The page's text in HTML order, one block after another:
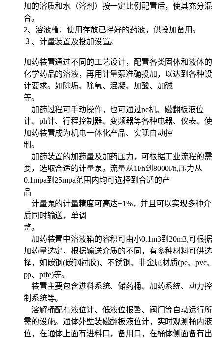
加的溶质和水（溶剂）按一定比例配置后，使其充分混
合。
2、溶液槽：使用存放已拌好的药液，供投加备用。
３、计量装置及投加设置。
加药装置通过不同的工艺设计，配置各类固体和液体的
化学药品的溶液，再用计量泵准确投加，以达到各种设
计要求。如除垢、除氧、混凝、加酸、加碱
等。
加药过程可手动操作，也可通过pc机、磁翻板液位
计、ph计、行程控制器、变频器等各种电器、仪表、使
加药装置成为机电一体化产品、实现自动控
制。
加药装置的加药量及加药压力，可根据工业流程的需
要，选取合适的计量泵。流量从1l/h到8000l/h,压力从
0.1mpa到25mpa范围内均可选择到合适的产
品
计量泵的计量精度可高达±1%，并且可以实现多种介
质同时输送，单调
整。
加药装置中溶液箱的容积可由小0.1m3到20m3,可根据
加药量选定，根据输送介质的不同，有多种材料可供选
择，如碳钢(碳钢衬胶)、不锈钢、非金属材质(pe、pvc、
pp、ptfe)等。
装置主要包含进料系统、储药桶、加药系统、动力控
制系统等。
溶解桶配有液位计、低液位报警、阀门等自动运行所
需的设施。通体外壁装磁翻板液位计，实时观测桶内液
位，在通体上面有进料口，备用口，在桶体侧面备有出